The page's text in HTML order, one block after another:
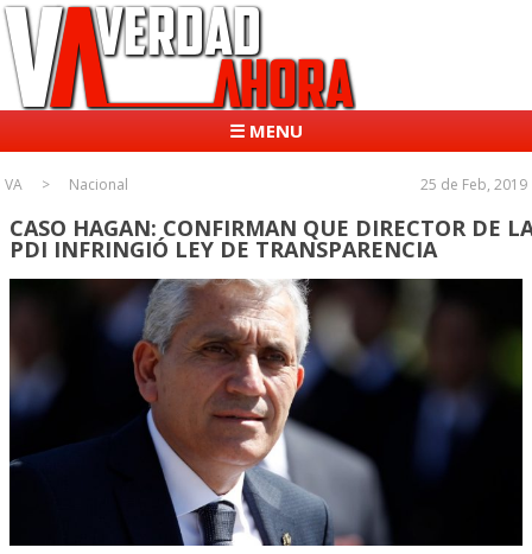
☰ MENU
VA Nacional 25 de Feb, 2019
CASO HAGAN: CONFIRMAN QUE DIRECTOR DE
PDI INFRINGIÓ LEY DE TRANSPARENCIA